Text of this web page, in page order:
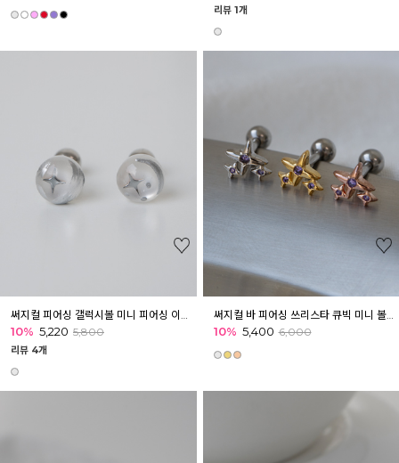
리뷰 1개
10% 5,220 5,800
리뷰 4개
써지컬 바 피어싱 쓰리스타 큐빅 미니 볼피어싱 귓바퀴 아웃컨츠 귓볼
10% 5,400 6,000